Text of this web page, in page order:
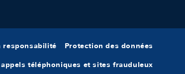
responsabilité Protection des données
téléphoniques et sites frauduleux